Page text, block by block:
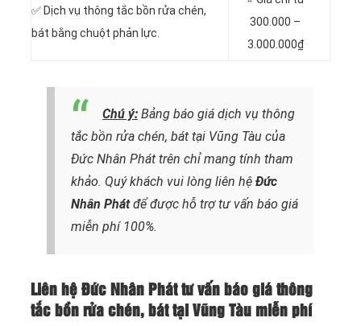
✅ Dịch vụ thông tắc bồn rửa chén,
bát bằng chuột phản lực.
300.000 –
3.000.000₫
Chú ý: Bảng báo giá dịch vụ thông
tắc bồn rửa chén, bát tại Vũng Tàu của
Đức Nhân Phát trên chỉ mang tính tham
khảo. Quý khách vui lòng liên hệ Đức
Nhân Phátđể được hỗ trợ tư vấn báo giá
miễn phí 100%.
Liên hệ Đức Nhân Phát tư vấn báo giá thông
tắc bồn rửa chén, bát tại Vũng Tàu miễn phí